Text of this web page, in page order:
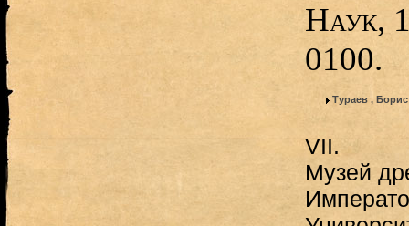
Наук,
0100.
Тураев ,
VII.
Музей